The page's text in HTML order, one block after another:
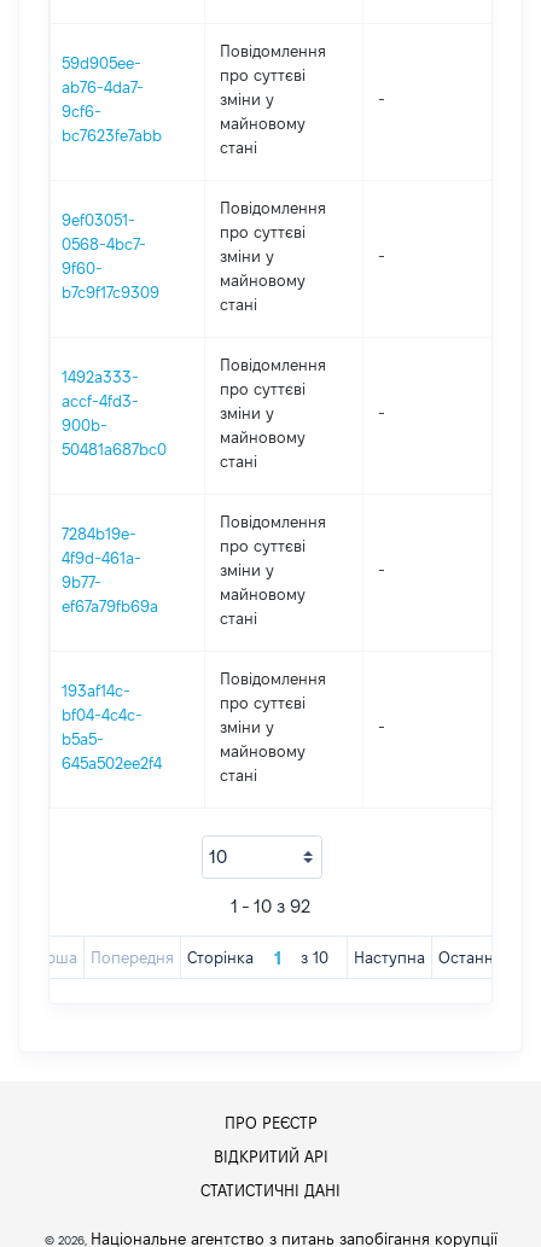
59d905ee-
ab76-4da7-
9cf6-
bc7623fe7abb
Повідомлення
про суттєві
зміни y
майновому
стані
-
9ef03051-
0568-4bc7-
9f60-
b7c9f17c9309
Повідомлення
про суттєві
зміни y
майновому
стані
-
1492a333-
accf-4fd3-
900b-
50481a687bc0
Повідомлення
про суттєві
зміни y
майновому
стані
-
7284b19e-
4f9d-461a-
9b77-
ef67a79fb69a
Повідомлення
про суттєві
зміни y
майновому
стані
-
193af14c-
bf04-4c4c-
b5a5-
645a502ee2f4
Повідомлення
про суттєві
зміни y
майновому
стані
-
1 - 10 з 92
Перша Попередня Сторінка з 10 Наступна Остання
ПРО РЕЄСТР
ВІДКРИТИЙ АРІ
СТАТИСТИЧНІ ДАНІ
© 2026, Національне агентство з питань запобігання корупції